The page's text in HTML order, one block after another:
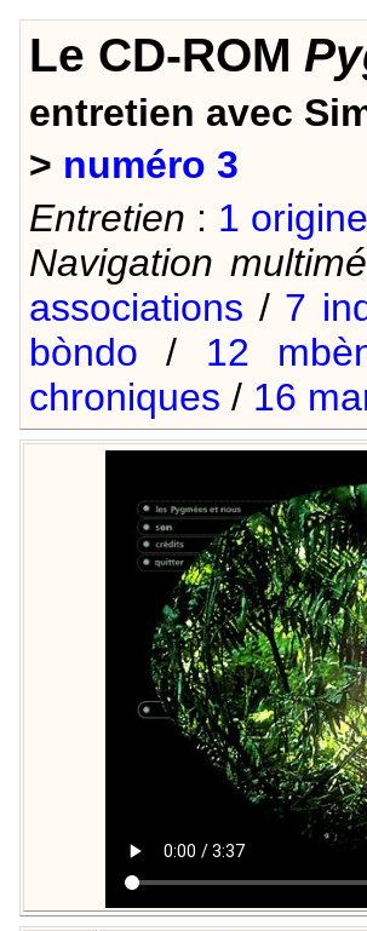
Le CD-ROM
entretien avec
> numéro 3
Entretien : 1 origine
Navigation
associations / 7
bòndo / 12
chroniques / 16